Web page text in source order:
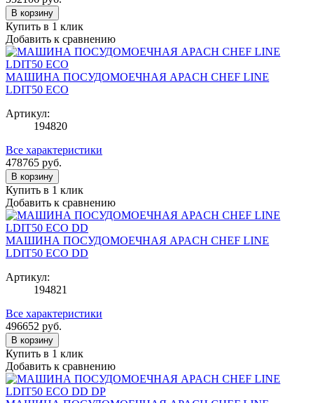
В корзину
Купить в 1 клик
Добавить к сравнению
МАШИНА ПОСУДОМОЕЧНАЯ APACH CHEF LINE
LDIT50 ECO
Артикул:
194820
Все характеристики
478765 руб.
В корзину
Купить в 1 клик
Добавить к сравнению
МАШИНА ПОСУДОМОЕЧНАЯ APACH CHEF LINE
LDIT50 ECO DD
Артикул:
194821
Все характеристики
496652 руб.
В корзину
Купить в 1 клик
Добавить к сравнению